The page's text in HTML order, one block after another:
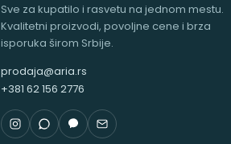
Sve za kupatilo i rasvetu na jednom mestu.
Kvalitetni proizvodi, povoljne cene i brza
isporuka širom Srbije.
prodaja@aria.rs
+381 62 156 2776